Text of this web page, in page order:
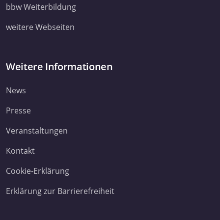
ihnen bereitgestellt haben oder die sie im Rahmen Ihrer
Cookies, wenn Sie unsere Webseite weiterhin nutzen.
bbw Weiterbildung
weitere Webseiten
Weitere Informationen
News
Presse
Veranstaltungen
Kontakt
Cookie-Erklärung
Erklärung zur Barrierefreiheit